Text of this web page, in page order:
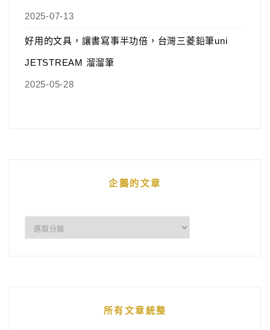
2025-07-13
好用的文具，讓書寫事半功倍，台灣三菱鉛筆uni
JETSTREAM 溜溜筆
2025-05-28
企鵝的文章
所有文章統整